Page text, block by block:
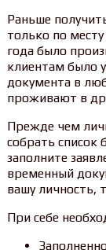
Раньше
только по
года было
клиентам было
документа в
проживают в
Прежде чем
собрать список
заполните
временный
вашу личность,
При себе